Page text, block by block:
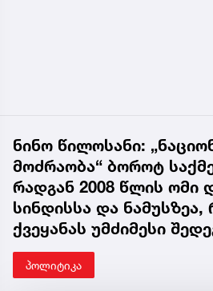
ნინო წილოსანი:
მოძრაობა“ ბოროტ
რადგან 2008 წლის
სინდისსა და
ქვეყანას უმძიმესი
პოლიტიკა